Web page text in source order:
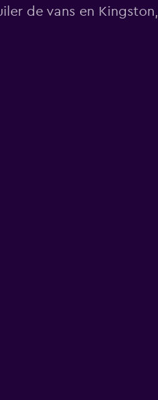
de vans en Kingston,